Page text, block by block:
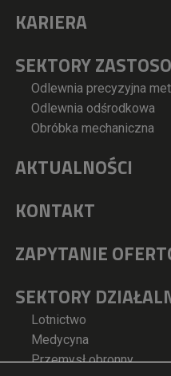
KARIERA
SEKTORY
Odlewnia precyzyjna
Odlewnia odśrodkowa
Obróbka mechaniczna
AKTUALNOŚCI
KONTAKT
ZAPYTANIE
SEKTORY
Lotnictwo
Medycyna
Przemysł obronny